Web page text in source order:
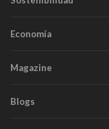
Economía
Magazine
Blogs